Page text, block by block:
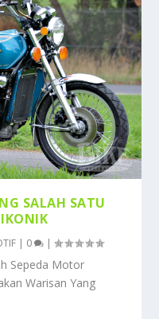
SALAH SATU
| 0 |
Sepeda Motor
Warisan Yang